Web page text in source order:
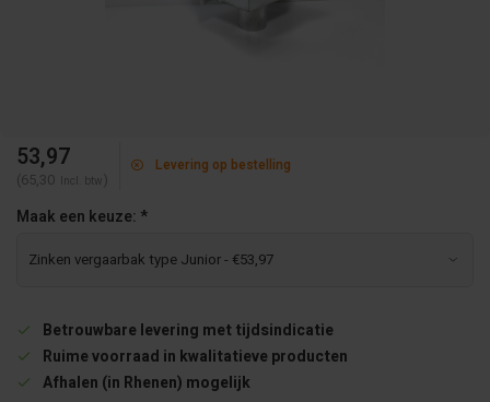
53,97
(65,30 Incl. btw )
Levering op bestelling
Maak een keuze: *
Betrouwbare levering met tijdsindicatie
Ruime voorraad in kwalitatieve producten
Afhalen (in Rhenen) mogelijk